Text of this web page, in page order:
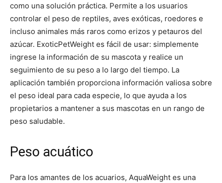
como una solución práctica. Permite a los usuarios
controlar el peso de reptiles, aves exóticas, roedores e
incluso animales más raros como erizos y petauros del
azúcar. ExoticPetWeight es fácil de usar: simplemente
ingrese la información de su mascota y realice un
seguimiento de su peso a lo largo del tiempo. La
aplicación también proporciona información valiosa sobre
el peso ideal para cada especie, lo que ayuda a los
propietarios a mantener a sus mascotas en un rango de
peso saludable.
Peso acuático
Para los amantes de los acuarios, AquaWeight es una